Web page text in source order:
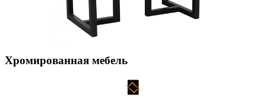
Хромированная мебель